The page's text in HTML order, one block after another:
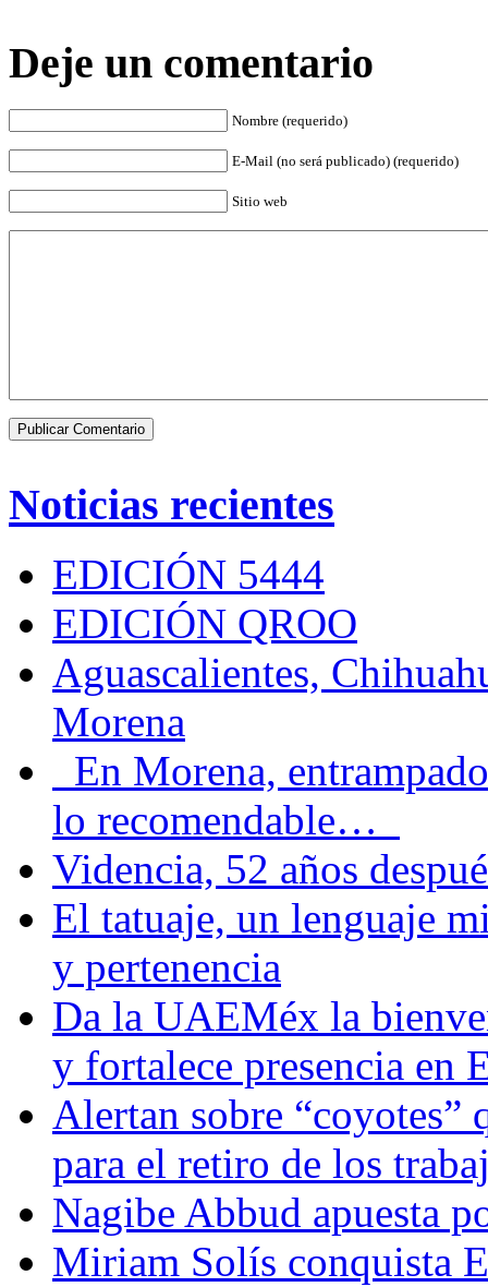
Deje un comentario
Nombre (requerido)
E-Mail (no será publicado) (requerido)
Sitio web
Noticias recientes
EDICIÓN 5444
EDICIÓN QROO
Aguascalientes,
Morena
En Morena,
lo recomendable…
Videncia, 52 años
El tatuaje, un lenguaje
y pertenencia
Da la UAEMéx la
y fortalece presencia en
Alertan sobre “coyotes”
para el retiro de los
Nagibe Abbud apuesta
Miriam Solís conquista